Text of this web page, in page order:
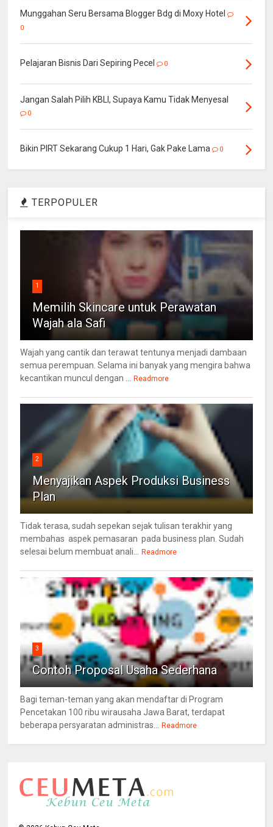
Munggahan Seru Bersama Blogger Bdg di Moxy Hotel
0
Pelajaran Bisnis Dari Sepiring Pecel 0
Jangan Salah Pilih KBLI, Supaya Kamu Tidak Menyesal
0
Bikin PIRT Sekarang Cukup 1 Hari, Gak Pake Lama 0
TERPOPULER
1
Memilih Skincare untuk Perawatan
Wajah ala Safi
Wajah yang cantik dan terawat tentunya menjadi dambaan
semua perempuan. Selama ini banyak yang mengira bahwa
kecantikan muncul dengan ...
Readmore
2
Menyajikan Aspek Produksi Business
Plan
Tidak terasa, sudah sepekan sejak tulisan terakhir yang
membahas aspek pemasaran pada business plan. Sudah
selesai belum membuat anali...
Readmore
3
Contoh Proposal Usaha Sederhana
Bagi teman-teman yang akan mendaftar di Program
Pencetakan 100 ribu wirausaha Jawa Barat, terdapat
beberapa persyaratan administras...
Readmore